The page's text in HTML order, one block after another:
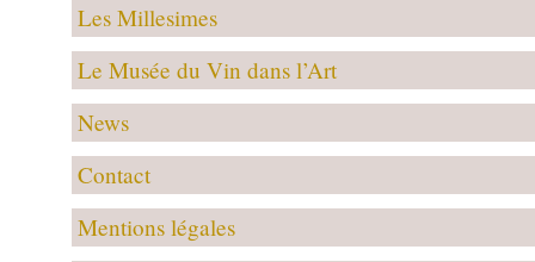
Les Millesimes
Le Musée du Vin dans l’Art
News
Contact
Mentions légales